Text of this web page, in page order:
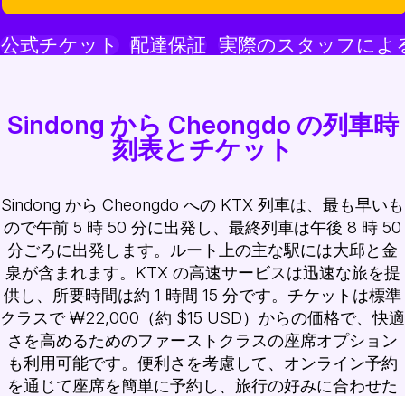
公式チケット 配達保証 実際のスタッフによ
Sindong から Cheongdo の列車時
刻表とチケット
Sindong から Cheongdo への KTX 列車は、最も早いも
ので午前 5 時 50 分に出発し、最終列車は午後 8 時 50
分ごろに出発します。ルート上の主な駅には大邱と金
泉が含まれます。KTX の高速サービスは迅速な旅を提
供し、所要時間は約 1 時間 15 分です。チケットは標準
クラスで ₩22,000（約 $15 USD）からの価格で、快適
さを高めるためのファーストクラスの座席オプション
も利用可能です。便利さを考慮して、オンライン予約
を通じて座席を簡単に予約し、旅行の好みに合わせた